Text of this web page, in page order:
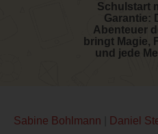
Schulstart
Garantie:
Abenteuer
bringt Magie,
und jede
Sabine Bohlmann Daniel